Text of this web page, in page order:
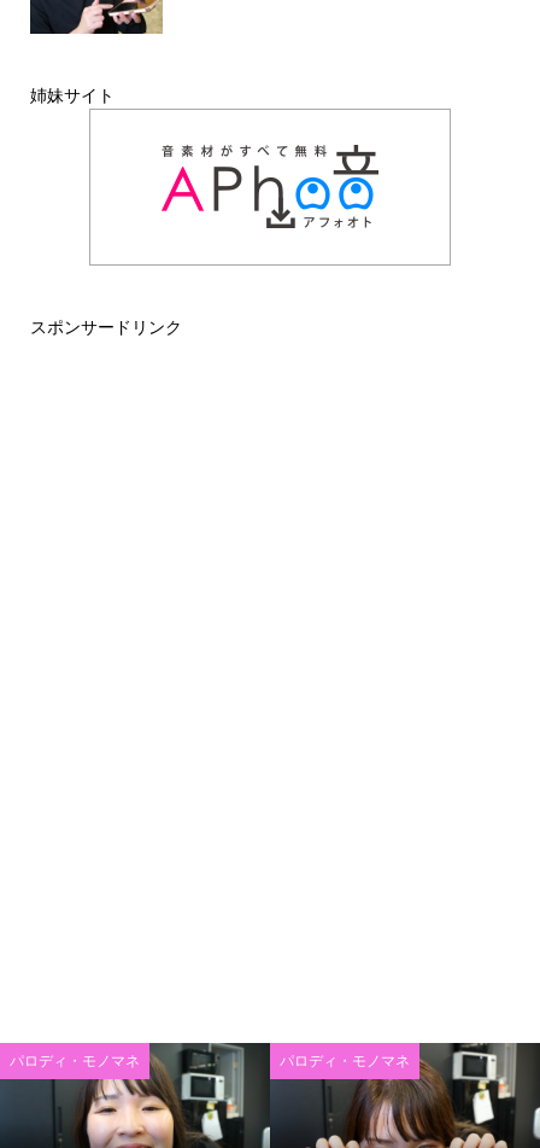
姉妹サイト
スポンサードリンク
パロディ・モノマネ パロディ・モノマネ